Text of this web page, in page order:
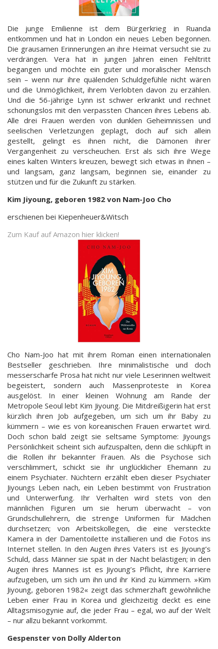
Die junge Emilienne ist dem Bürgerkrieg in Ruanda
entkommen und hat in London ein neues Leben begonnen.
Die grausamen Erinnerungen an ihre Heimat versucht sie zu
verdrängen. Vera hat in jungen Jahren einen Fehltritt
begangen und möchte ein guter und moralischer Mensch
sein – wenn nur ihre quälenden Schuldgefühle nicht wären
und die Unmöglichkeit, ihrem Verlobten davon zu erzählen.
Und die 56-jährige Lynn ist schwer erkrankt und rechnet
schonungslos mit den verpassten Chancen ihres Lebens ab.
Alle drei Frauen werden von dunklen Geheimnissen und
seelischen Verletzungen geplagt, doch auf sich allein
gestellt, gelingt es ihnen nicht, die Dämonen ihrer
Vergangenheit zu verscheuchen. Erst als sich ihre Wege
eines kalten Winters kreuzen, bewegt sich etwas in ihnen –
und langsam, ganz langsam, beginnen sie, einander zu
stützen und für die Zukunft zu stärken.
Kim Jiyoung, geboren 1982 von Nam-Joo Cho
erschienen bei Kiepenheuer&Witsch
Zum Kauf auf Amazon hier klicken!
Cho Nam-Joo hat mit ihrem Roman einen internationalen
Bestseller geschrieben. Ihre minimalistische und doch
messerscharfe Prosa hat nicht nur viele Leserinnen weltweit
begeistert, sondern auch Massenproteste in Korea
ausgelöst. In einer kleinen Wohnung am Rande der
Metropole Seoul lebt Kim Jiyoung. Die Mitdreißigerin hat erst
kürzlich ihren Job aufgegeben, um sich um ihr Baby zu
kümmern – wie es von koreanischen Frauen erwartet wird.
Doch schon bald zeigt sie seltsame Symptome: Jiyoungs
Persönlichkeit scheint sich aufzuspalten, denn die schlüpft in
die Rollen ihr bekannter Frauen. Als die Psychose sich
verschlimmert, schickt sie ihr unglücklicher Ehemann zu
einem Psychiater. Nüchtern erzählt eben dieser Psychiater
Jiyoungs Leben nach, ein Leben bestimmt von Frustration
und Unterwerfung. Ihr Verhalten wird stets von den
männlichen Figuren um sie herum überwacht – von
Grundschullehrern, die strenge Uniformen für Mädchen
durchsetzen; von Arbeitskollegen, die eine versteckte
Kamera in der Damentoilette installieren und die Fotos ins
Internet stellen. In den Augen ihres Vaters ist es Jiyoung’s
Schuld, dass Männer sie spät in der Nacht belästigen; in den
Augen ihres Mannes ist es Jiyoung’s Pflicht, ihre Karriere
aufzugeben, um sich um ihn und ihr Kind zu kümmern. »Kim
Jiyoung, geboren 1982« zeigt das schmerzhaft gewöhnliche
Leben einer Frau in Korea und gleichzeitig deckt es eine
Alltagsmisogynie auf, die jeder Frau – egal, wo auf der Welt
– nur allzu bekannt vorkommt.
Gespenster von Dolly Alderton